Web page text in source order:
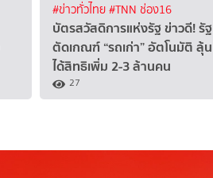
#ข่าวทั่วไทย#TNN ช่อง16
บัตรสวัสดิการแห่งรัฐ ข่าวดี! รัฐ
ตัดเกณฑ์ “รถเก่า” อัตโนมัติ ลุ้น
ได้สิทธิเพิ่ม 2-3 ล้านคน
27